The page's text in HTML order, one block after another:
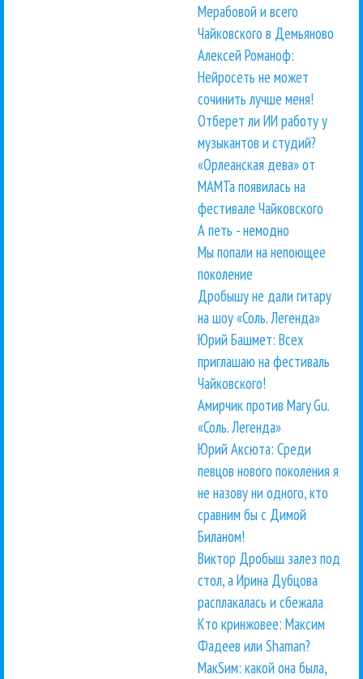
Мерабовой и всего
Чайковского в Демьяново
Алексей Романоф:
Нейросеть не может
сочинить лучше меня!
Отберет ли ИИ работу у
музыкантов и студий?
«Орлеанская дева» от
МАМТа появилась на
фестивале Чайковского
А петь - немодно
Мы попали на непоющее
поколение
Дробышу не дали гитару
на шоу «Соль. Легенда»
Юрий Башмет: Всех
приглашаю на фестиваль
Чайковского!
Амирчик против Mary Gu.
«Соль. Легенда»
Юрий Аксюта: Среди
певцов нового поколения я
не назову ни одного, кто
сравним бы с Димой
Биланом!
Виктор Дробыш залез под
стол, а Ирина Дубцова
расплакалась и сбежала
Кто кринжовее: Максим
Фадеев или Shaman?
МакSим: какой она была,